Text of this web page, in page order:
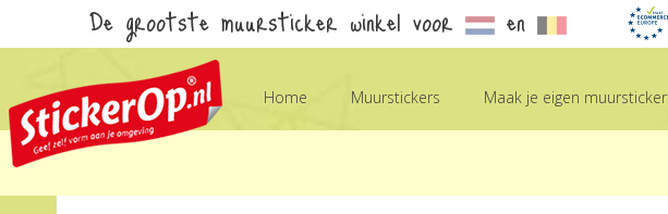
De grootste muursticker winkel voor en
Home Muurstickers Maak je eigen muursticker